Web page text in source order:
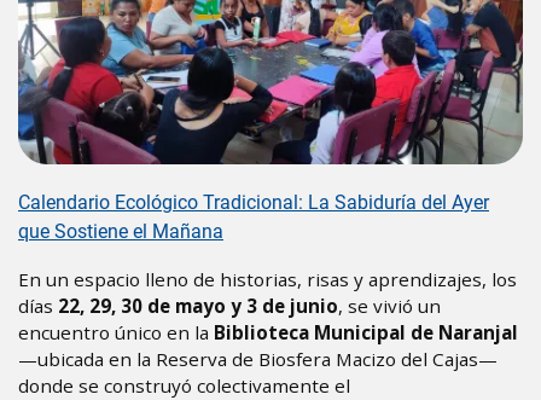
Calendario Ecológico Tradicional: La Sabiduría del Ayer
que Sostiene el Mañana
En un espacio lleno de historias, risas y aprendizajes, los
días 22, 29, 30 de mayo y 3 de junio, se vivió un
encuentro único en la Biblioteca Municipal de Naranjal
—ubicada en la Reserva de Biosfera Macizo del Cajas—
donde se construyó colectivamente el